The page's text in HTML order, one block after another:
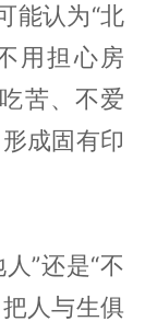
能认为“北
用担心房
苦、不爱
成固有印
”还是“不
人与生俱